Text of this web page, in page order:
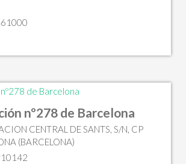
nº278 de Barcelona
CENTRAL DE SANTS, S/N, CP
(BARCELONA)